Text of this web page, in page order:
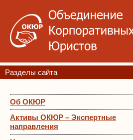
Разделы сайта
Об ОКЮР
Активы ОКЮР – Экспертные
направления